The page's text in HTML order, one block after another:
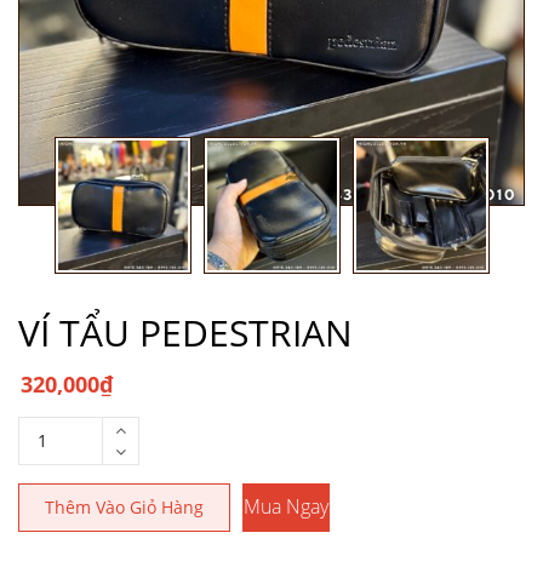
VÍ TẨU PEDESTRIAN
320,000₫
Thêm Vào Giỏ Hàng Mua Ngay